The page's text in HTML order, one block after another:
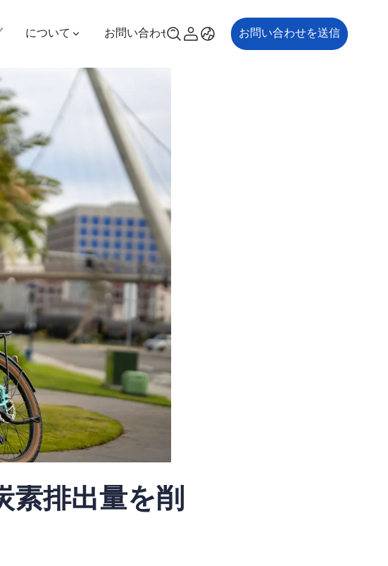
について お問い合わせ
ES600P
お問い合わせを送信
素排出量を削